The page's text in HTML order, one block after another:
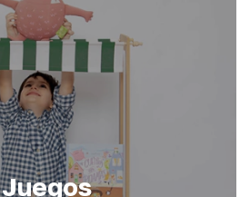
Juegos